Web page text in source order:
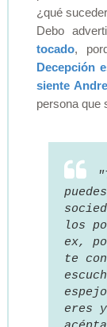
¿qué
Debo
tocado,
Decepción
siente
persona que
los
ex,
te
eres